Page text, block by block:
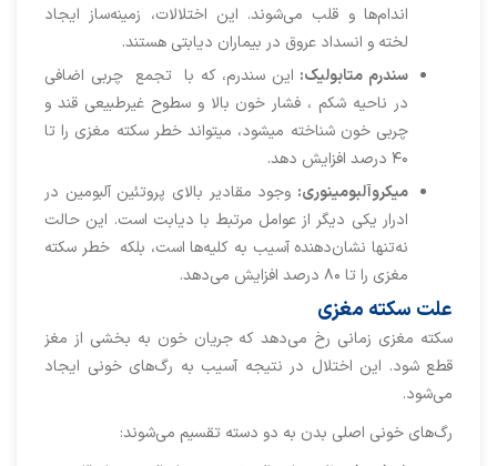
اندام‌ها و قلب می‌شوند. این اختلالات، زمینه‌ساز ایجاد
لخته و انسداد عروق در بیماران دیابتی هستند.
سندرم متابولیک: این سندرم، که با تجمع چربی اضافی
در ناحیه شکم ، فشار خون بالا و سطوح غیرطبیعی قند و
چربی خون شناخته میشود، میتواند خطر سکته مغزی را تا
۴۰ درصد افزایش ‌دهد.
میکروآلبومینوری: وجود مقادیر بالای پروتئین آلبومین در
ادرار یکی دیگر از عوامل مرتبط با دیابت است. این حالت
نه‌تنها نشان‌دهنده آسیب به کلیه‌ها است، بلکه خطر سکته
مغزی را تا ۸۰ درصد افزایش می‌دهد.
علت سکته مغزی
سکته مغزی زمانی رخ می‌دهد که جریان خون به بخشی از مغز
قطع شود. این اختلال در نتیجه آسیب به رگ‌های خونی ایجاد
می‌شود.
رگ‌های خونی اصلی بدن به دو دسته تقسیم می‌شوند: